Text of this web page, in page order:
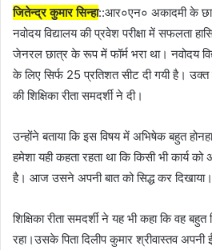
जितेन्द्र कुमार सिन्हा::आर०एन० अकादमी के
नवोदय विद्यालय की प्रवेश परीक्षा में सफलता
जेनरल छात्र के रूप में फॉर्म भरा था। नवोदय
के लिए सिर्फ 25 प्रतिशत सीट दी गयी है।
की शिक्षिका रीता समदर्शी ने दी।
उन्होंने बताया कि इस विषय में अभिषेक बहुत
हमेशा यही कहता रहता था कि किसी भी कार्य
है। आज उसने अपनी बात को सिद्ध कर दिखाया।
शिक्षिका रीता समदर्शी ने यह भी कहा कि वह बहुत
रहा।उसके पिता दिलीप कुमार श्रीवास्तव अपनी